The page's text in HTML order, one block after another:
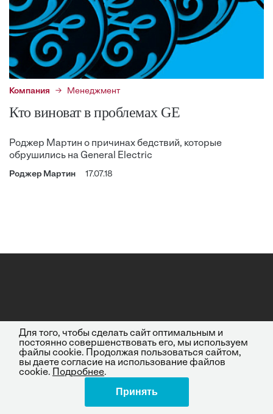
Компания Менеджмент
Кто виноват в проблемах GE
Роджер Мартин о причинах бедствий, которые
обрушились на General Electric
Роджер Мартин 17.07.18
Для того, чтобы сделать сайт оптимальным и
постоянно совершенствовать его, мы используем
файлы cookie. Продолжая пользоваться сайтом,
вы даете согласие на использование файлов
cookie.
Подробнее.
Принять